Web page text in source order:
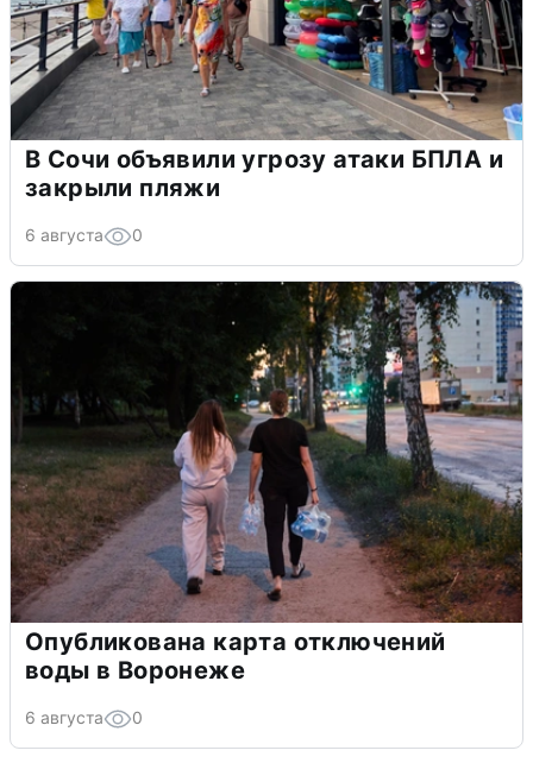
В Сочи объявили угрозу атаки БПЛА и
закрыли пляжи
6 августа 0
Опубликована карта отключений
воды в Воронеже
6 августа 0